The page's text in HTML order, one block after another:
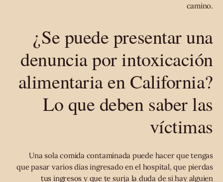
camino.
¿Se puede presentar una
denuncia por intoxicación
alimentaria en California?
Lo que deben saber las
víctimas
Una sola comida contaminada puede hacer que tengas
que pasar varios días ingresado en el hospital, que pierdas
tus ingresos y que te surja la duda de si hay alguien